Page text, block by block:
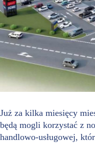
Już za kilka miesięcy
będą mogli korzystać z
handlowo-usługowej,